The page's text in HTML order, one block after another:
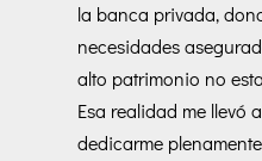
la banca privada,
necesidades
alto patrimonio no
Esa realidad me llevó
dedicarme